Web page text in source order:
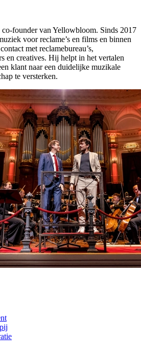
founder van Yellowbloom. Sinds 2017
voor reclame’s en films en binnen
met reclamebureau’s,
en creatives. Hij helpt in het vertalen
klant naar een duidelijke muzikale
te versterken.